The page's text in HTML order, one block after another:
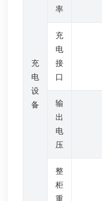
充
电
设
备
率
充
电
接
口
输
出
电
压
整
柜
重